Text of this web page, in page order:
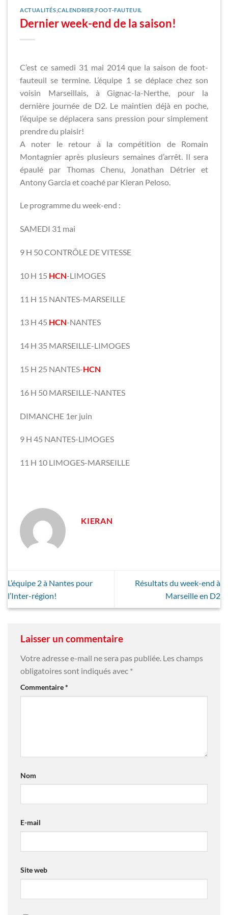
ACTUALITÉS ,CALENDRIER ,FOOT-FAUTEUIL
Dernier week-end de la saison!
C’est ce samedi 31 mai 2014 que la saison de foot-
fauteuil se termine. L’équipe 1 se déplace chez son
voisin Marseillais, à Gignac-la-Nerthe, pour la
dernière journée de D2. Le maintien déjà en poche,
l’équipe se déplacera sans pression pour simplement
prendre du plaisir!
A noter le retour à la compétition de Romain
Montagnier après plusieurs semaines d’arrêt. Il sera
épaulé par Thomas Chenu, Jonathan Détrier et
Antony Garcia et coaché par Kieran Peloso.
Le programme du week-end :
SAMEDI 31 mai
9 H 50 CONTRÔLE DE VITESSE
10 H 15 HCN-LIMOGES
11 H 15 NANTES-MARSEILLE
13 H 45 HCN-NANTES
14 H 35 MARSEILLE-LIMOGES
15 H 25 NANTES-HCN
16 H 50 MARSEILLE-NANTES
DIMANCHE 1er juin
9 H 45 NANTES-LIMOGES
11 H 10 LIMOGES-MARSEILLE
KIERAN
L’équipe 2 à Nantes pour
l’Inter-région!
Résultats du week-end à
Marseille en D2
Laisser un commentaire
Votre adresse e-mail ne sera pas publiée. Les champs
obligatoires sont indiqués avec *
Commentaire*
Nom
E-mail
Site web